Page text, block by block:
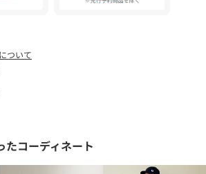
CAP ｶﾉｺ 品番：32384992211
ついて
たコーディネート